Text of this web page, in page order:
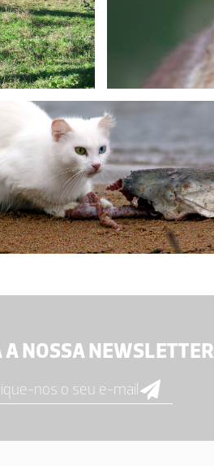
A NOSSA NEWSLETTER